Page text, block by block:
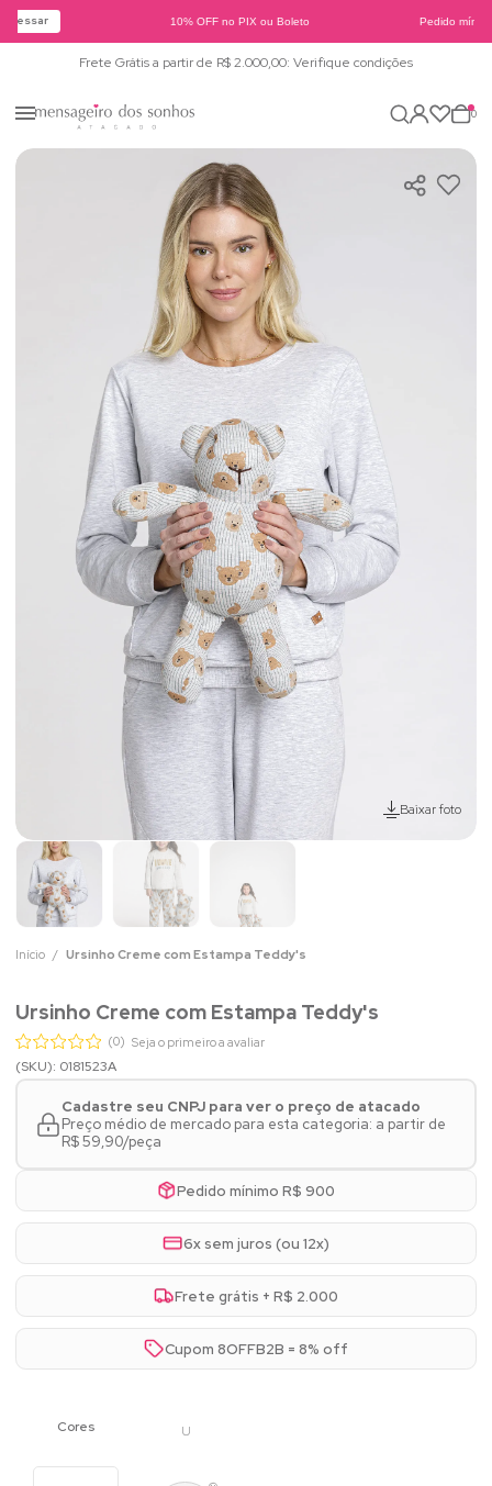
10% OFF no PIX ou Boleto Pedido
Frete Grátis a partir de R$ 2.000,00: Verifique condições
0
Baixar foto
Início Ursinho Creme com Estampa Teddy's
Ursinho Creme com Estampa Teddy's
(0) Seja o primeiro a avaliar
(SKU): 0181523A
Cadastre seu CNPJ para ver o preço de atacado
Preço médio de mercado para esta categoria: a partir de
R$ 59,90/peça
Pedido mínimo R$ 900
6x sem juros (ou 12x)
Frete grátis + R$ 2.000
Cupom 8OFFB2B = 8% off
U